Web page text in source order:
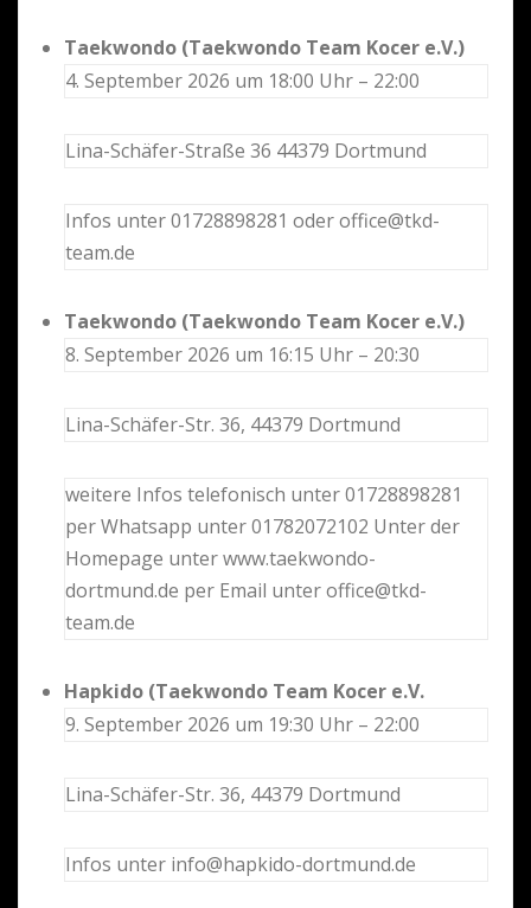
Taekwondo (Taekwondo Team Kocer e.V.)
4. September 2026 um 18:00 Uhr – 22:00
Lina-Schäfer-Straße 36 44379 Dortmund
Infos unter 01728898281 oder office@tkd-
team.de
Taekwondo (Taekwondo Team Kocer e.V.)
8. September 2026 um 16:15 Uhr – 20:30
Lina-Schäfer-Str. 36, 44379 Dortmund
weitere Infos telefonisch unter 01728898281
per Whatsapp unter 01782072102 Unter der
Homepage unter www.taekwondo-
dortmund.de per Email unter office@tkd-
team.de
Hapkido (Taekwondo Team Kocer e.V.
9. September 2026 um 19:30 Uhr – 22:00
Lina-Schäfer-Str. 36, 44379 Dortmund
Infos unter info@hapkido-dortmund.de